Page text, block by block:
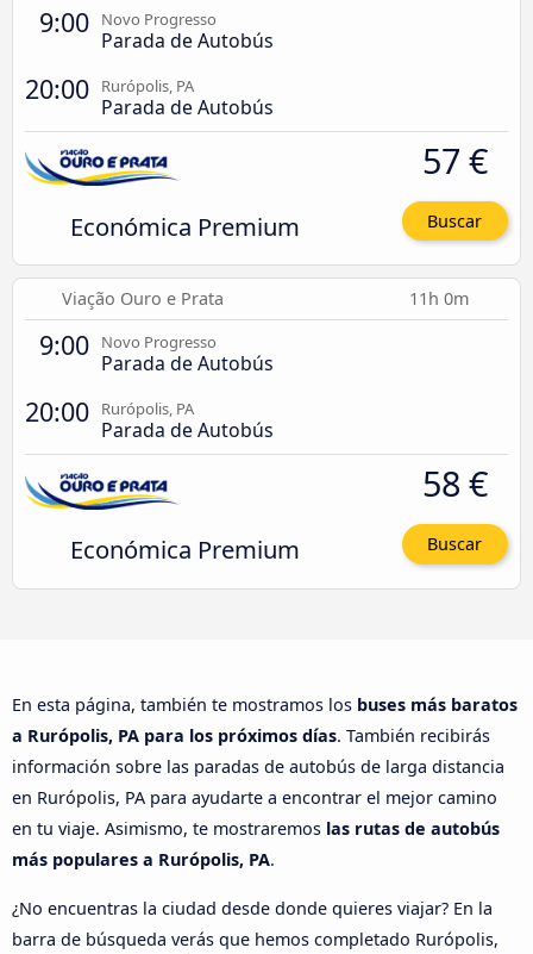
9:00 Novo Progresso
Parada de Autobús
20:00 Rurópolis, PA
Parada de Autobús
Económica Premium
57 €
Buscar
Viação Ouro e Prata 11h 0m
9:00 Novo Progresso
Parada de Autobús
20:00 Rurópolis, PA
Parada de Autobús
Económica Premium
58 €
Buscar
En esta página, también te mostramos los buses más baratos
a Rurópolis, PA para los próximos días. También recibirás
información sobre las paradas de autobús de larga distancia
en Rurópolis, PA para ayudarte a encontrar el mejor camino
en tu viaje. Asimismo, te mostraremos las rutas de autobús
más populares a Rurópolis, PA.
¿No encuentras la ciudad desde donde quieres viajar? En la
barra de búsqueda verás que hemos completado Rurópolis,